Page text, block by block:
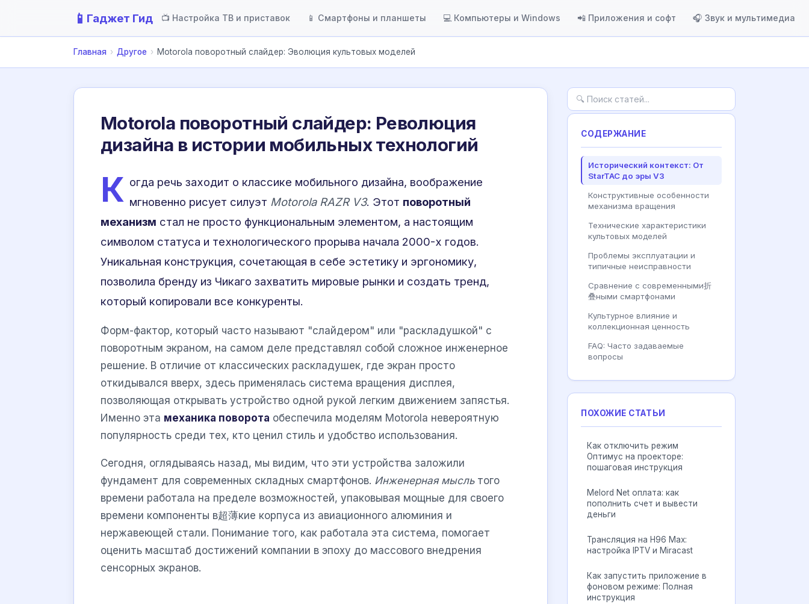
📱 Гаджет Гид 📺 Настройка ТВ и приставок 📱 Смартфоны и планшеты 💻 Компьютеры и Windows 📲 Приложения и софт 🎧 Звук и мультимедиа
Главная › Другое › Motorola поворотный слайдер: Эволюция культовых моделей
Motorola поворотный слайдер: Революция
дизайна в истории мобильных технологий
К огда речь заходит о классике мобильного дизайна, воображение
мгновенно рисует силуэт Motorola RAZR V3. Этот поворотный
механизм стал не просто функциональным элементом, а настоящим
символом статуса и технологического прорыва начала 2000-х годов.
Уникальная конструкция, сочетающая в себе эстетику и эргономику,
позволила бренду из Чикаго захватить мировые рынки и создать тренд,
который копировали все конкуренты.
Форм-фактор, который часто называют "слайдером" или "раскладушкой" с
поворотным экраном, на самом деле представлял собой сложное инженерное
решение. В отличие от классических раскладушек, где экран просто
откидывался вверх, здесь применялась система вращения дисплея,
позволяющая открывать устройство одной рукой легким движением запястья.
Именно эта механика поворота обеспечила моделям Motorola невероятную
популярность среди тех, кто ценил стиль и удобство использования.
Сегодня, оглядываясь назад, мы видим, что эти устройства заложили
фундамент для современных складных смартфонов. Инженерная мысльтого
времени работала на пределе возможностей, упаковывая мощные для своего
времени компоненты в超薄кие корпуса из авиационного алюминия и
нержавеющей стали. Понимание того, как работала эта система, помогает
оценить масштаб достижений компании в эпоху до массового внедрения
сенсорных экранов.
СОДЕРЖАНИЕ
Исторический контекст: От
StarTAC до эры V3
Конструктивные особенности
механизма вращения
Технические характеристики
культовых моделей
Проблемы эксплуатации и
типичные неисправности
Сравнение с современными折
叠ными смартфонами
Культурное влияние и
коллекционная ценность
FAQ: Часто задаваемые
вопросы
ПОХОЖИЕ СТАТЬИ
Как отключить режим
Оптимус на проекторе:
пошаговая инструкция
Melord Net оплата: как
пополнить счет и вывести
деньги
Трансляция на H96 Max:
настройка IPTV и Miracast
Как запустить приложение в
фоновом режиме: Полная
инструкция